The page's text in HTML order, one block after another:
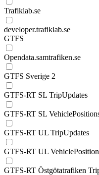
Trafiklab.se
developer.trafiklab.se
GTFS
Opendata.samtrafiken.se
GTFS Sverige 2
GTFS-RT SL TripUpdates
GTFS-RT SL
GTFS-RT UL TripUpdates
GTFS-RT UL
GTFS-RT Östgötatrafiken